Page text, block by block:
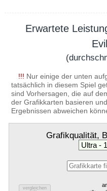
Erwartete
!!! Nur einige der unten
tatsächlich in diesem Spiel
sind Vorhersagen, die auf
der Grafikkarten basieren
Ergebnissen abweichen
Grafikqualität,
vergleichen